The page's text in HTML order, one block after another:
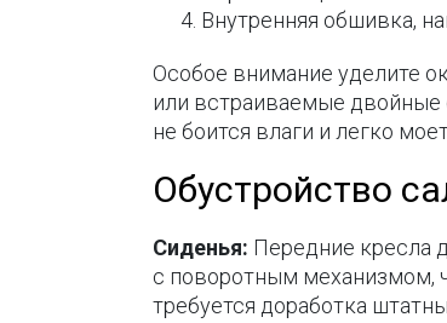
Внутренняя обшивка,
Особое внимание уделите
или встраиваемые двойные
не боится влаги и легко
Обустройство
Сиденья: Передние кресла
с поворотным механизмом,
требуется доработка